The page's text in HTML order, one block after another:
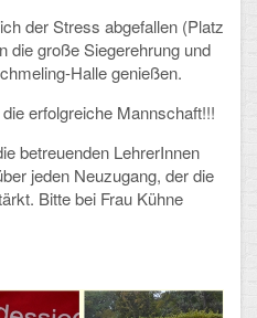
der Stress abgefallen (Platz
die große Siegerehrung und
Halle genießen.
erfolgreiche Mannschaft!!!
betreuenden LehrerInnen
jeden Neuzugang, der die
Bitte bei Frau Kühne